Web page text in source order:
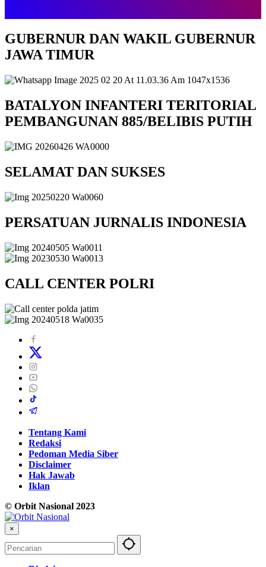
GUBERNUR DAN WAKIL GUBERNUR
JAWA TIMUR
BATALYON INFANTERI TERITORIAL
PEMBANGUNAN 885/BELIBIS PUTIH
SELAMAT DAN SUKSES
PERSATUAN JURNALIS INDONESIA
CALL CENTER POLRI
Tentang Kami
Redaksi
Pedoman Media Siber
Disclaimer
Hak Jawab
Iklan
© Orbit Nasional 2023
×